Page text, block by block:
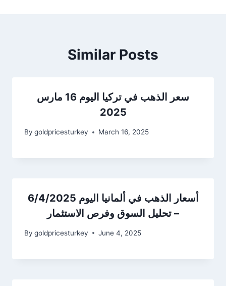
Similar Posts
سعر الذهب في تركيا اليوم 16 مارس
2025
By goldpricesturkey March 16, 2025
أسعار الذهب في ألمانيا اليوم 6/4/2025
– تحليل السوق وفرص الاستثمار
By goldpricesturkey June 4, 2025